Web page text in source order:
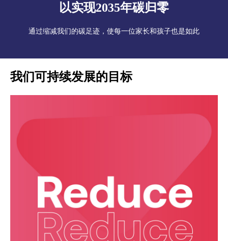
以实现2035年碳归零
通过缩减我们的碳足迹，使每一位家长和孩子也是如此
我们可持续发展的目标